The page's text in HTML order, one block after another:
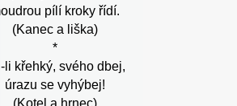
pílí kroky řídí.
(Kanec a liška)
*
li křehký, svého dbej,
úrazu se vyhýbej!
(Kotel a hrnec)